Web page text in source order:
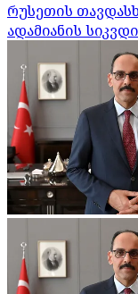
რუსეთის
ადამიანის